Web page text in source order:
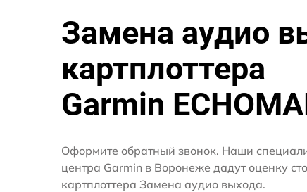
Замена аудио
картплоттера
Garmin
Оформите обратный звонок. Наши
центра Garmin в Воронеже дадут оценку
картплоттера Замена аудио выхода.